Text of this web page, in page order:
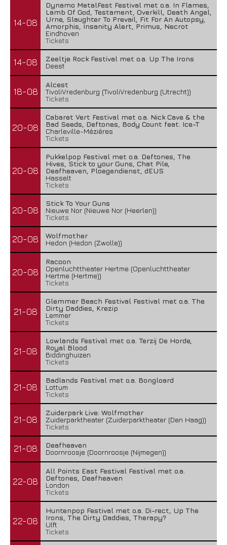
14-08
Dynamo MetalFest Festival met o.a. In Flames,
Lamb Of God, Testament, Overkill, Death Angel,
Urne, Slaughter To Prevail, Fit For An Autopsy,
Amorphis, Insanity Alert, Primus, Necrot
Eindhoven
Tickets
14-08
Zeeltje Rock Festival met o.a. Up The Irons
Deest
18-08
Alcest
TivoliVredenburg (TivoliVredenburg (Utrecht))
Tickets
20-08
Cabaret Vert Festival met o.a. Nick Cave & the
Bad Seeds, Deftones, Body Count feat. Ice-T
Charleville-Mézières
Tickets
20-08
Pukkelpop Festival met o.a. Deftones, The
Hives, Stick to your Guns, Chat Pile,
Deafheaven, Ploegendienst, dEUS
Hasselt
Tickets
20-08
Stick To Your Guns
Nieuwe Nor (Nieuwe Nor (Heerlen))
Tickets
20-08
Wolfmother
Hedon (Hedon (Zwolle))
20-08
Racoon
Openluchttheater Hertme (Openluchttheater
Hertme (Hertme))
Tickets
21-08
Glemmer Beach Festival Festival met o.a. The
Dirty Daddies, Krezip
Lemmer
Tickets
21-08
Lowlands Festival met o.a. Terzij De Horde,
Royal Blood
Biddinghuizen
Tickets
21-08
Badlands Festival met o.a. Bongloard
Lottum
Tickets
21-08
Zuiderpark Live: Wolfmother
Zuiderparktheater (Zuiderparktheater (Den Haag))
Tickets
21-08
Deafheaven
Doornroosje (Doornroosje (Nijmegen))
22-08
All Points East Festival Festival met o.a.
Deftones, Deafheaven
London
Tickets
22-08
Huntenpop Festival met o.a. Di-rect, Up The
Irons, The Dirty Daddies, Therapy?
Ulft
Tickets